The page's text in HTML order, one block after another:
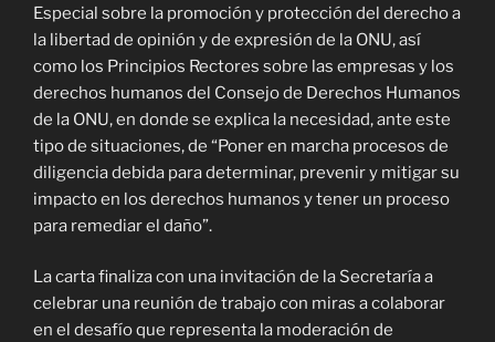
Especial sobre la promoción y protección del derecho a
la libertad de opinión y de expresión de la ONU, así
como los Principios Rectores sobre las empresas y los
derechos humanos del Consejo de Derechos Humanos
de la ONU, en donde se explica la necesidad, ante este
tipo de situaciones, de “Poner en marcha procesos de
diligencia debida para determinar, prevenir y mitigar su
impacto en los derechos humanos y tener un proceso
para remediar el daño”.
La carta finaliza con una invitación de la Secretaría a
celebrar una reunión de trabajo con miras a colaborar
en el desafío que representa la moderación de